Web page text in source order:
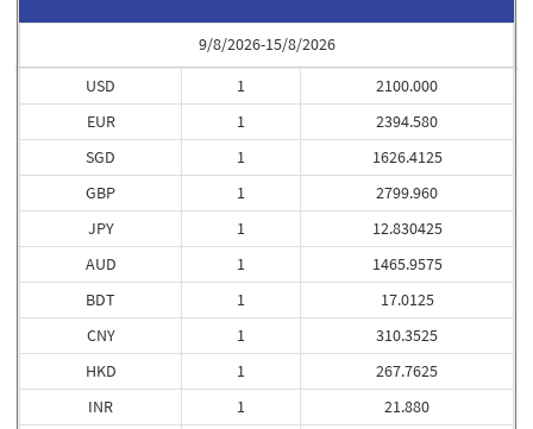
9/8/2026-15/8/2026
USD
EUR
SGD
GBP
JPY
AUD
BDT
CNY
HKD
INR
1
1
1
1
1
1
1
1
1
1
2100.000
2394.580
1626.4125
2799.960
12.830425
1465.9575
17.0125
310.3525
267.7625
21.880